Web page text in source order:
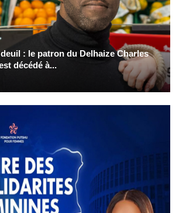
: le patron du Delhaize Charles
décédé à...